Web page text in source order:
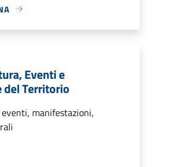
Eventi e
del Territorio
manifestazioni,